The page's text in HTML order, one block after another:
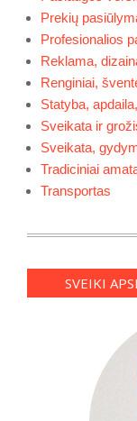
Prekių
Profesionalios
Reklama,
Renginiai,
Statyba,
Sveikata ir
Sveikata,
Tradiciniai
Transportas
SVEIKI